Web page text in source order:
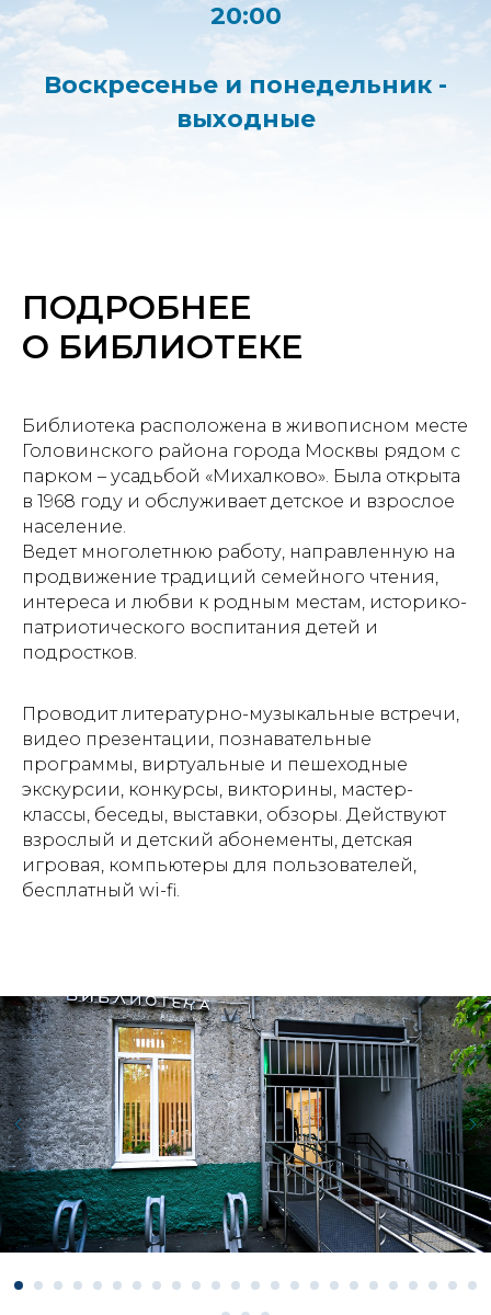
20:00
Воскресенье и понедельник -
выходные
ПОДРОБНЕЕ
О БИБЛИОТЕКЕ
Библиотека расположена в живописном месте
Головинского района города Москвы рядом с
парком – усадьбой «Михалково». Была открыта
в 1968 году и обслуживает детское и взрослое
население.
Ведет многолетнюю работу, направленную на
продвижение традиций семейного чтения,
интереса и любви к родным местам, историко-
патриотического воспитания детей и
подростков.
Проводит литературно-музыкальные встречи,
видео презентации, познавательные
программы, виртуальные и пешеходные
экскурсии, конкурсы, викторины, мастер-
классы, беседы, выставки, обзоры. Действуют
взрослый и детский абонементы, детская
игровая, компьютеры для пользователей,
бесплатный wi-fi.